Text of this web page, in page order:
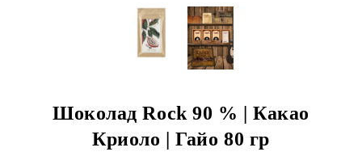
Шоколад Rock 90 % | Какао
Криоло | Гайо 80 гр